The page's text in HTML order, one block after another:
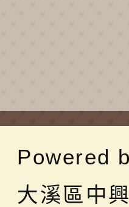
Powered
大溪區中